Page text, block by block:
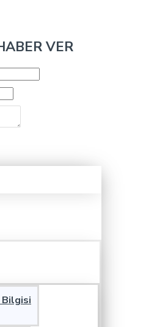
VER